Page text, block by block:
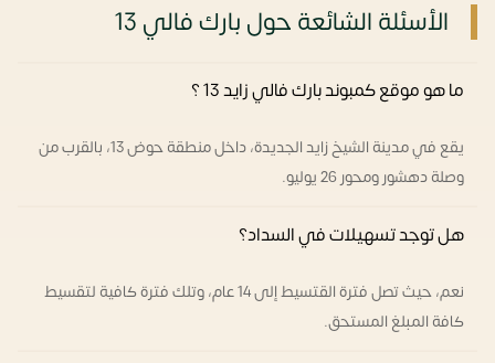
الأسئلة الشائعة حول بارك فالي 13
ما هو موقع كمبوند بارك فالي زايد 13 ؟
يقع في مدينة الشيخ زايد الجديدة، داخل منطقة حوض 13، بالقرب من
وصلة دهشور ومحور 26 يوليو.
هل توجد تسهيلات في السداد؟
نعم، حيث تصل فترة القتسيط إلى 14 عام، وتلك فترة كافية لتقسيط
كافة المبلغ المستحق.